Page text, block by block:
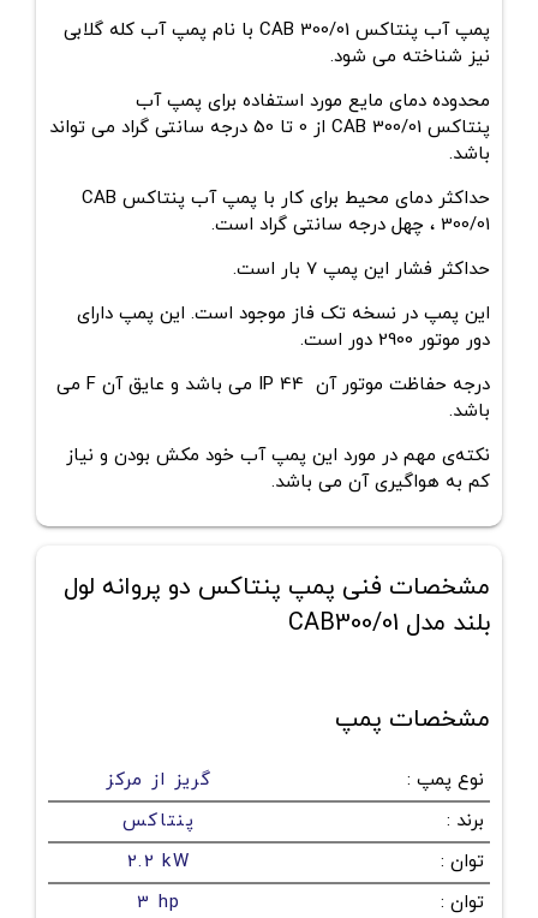
پمپ آب پنتاکس CAB 300/01 با نام پمپ آب کله گلابی
نیز شناخته می شود.
محدوده دمای مایع مورد استفاده برای پمپ آب
پنتاکس
از 0 تا 50 درجه سانتی گراد می تواند
باشد.
حداکثر دمای محیط برای کار با پمپ آب پنتاکس CAB
300/01 ، چهل درجه سانتی گراد است.
حداکثر فشار این پمپ 7 بار است.
این پمپ در نسخه تک فاز موجود است. این پمپ دارای
دور موتور 2900 دور است.
درجه حفاظت موتور آن IP 44 می باشد و عایق آن F می
باشد.
نکته‌ی مهم در مورد این پمپ آب خود مکش بودن و نیاز
کم به هواگیری آن می باشد.
مشخصات فنی پمپ پنتاکس دو پروانه لول
بلند مدل CAB300/01
مشخصات پمپ
نوع پمپ :
گریز از مرکز
برند :
پنتاکس
توان :
2.2 kW
توان :
3 hp